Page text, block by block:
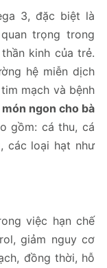
3, đặc biệt là
trọng trong
kinh của trẻ.
hệ miễn dịch
mạch và bệnh
món ngon cho bà
gồm: cá thu, cá
các loại hạt như
việc hạn chế
giảm nguy cơ
đồng thời, hỗ